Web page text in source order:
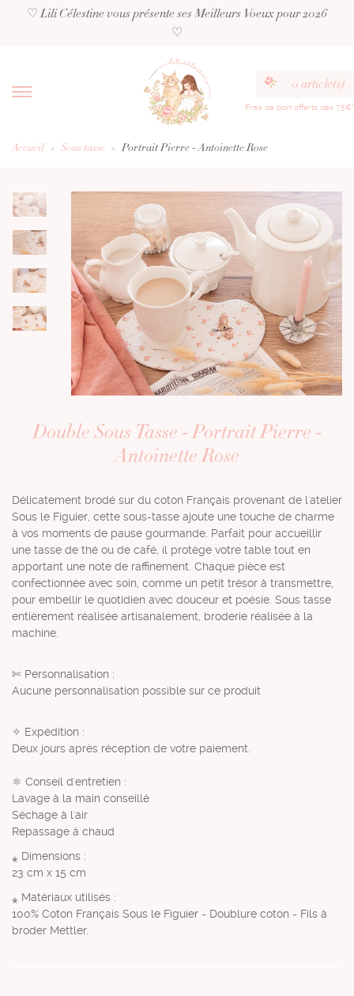
♡ Lili Célestine vous présente ses Meilleurs Voeux pour 2026
♡
0article(s)
Frais de port offerts dès 75€*
Accueil Sous tasse Portrait Pierre - Antoinette Rose
Double Sous Tasse - Portrait Pierre -
Antoinette Rose
Délicatement brodé sur du coton Français provenant de l'atelier
Sous le Figuier, cette sous-tasse ajoute une touche de charme
à vos moments de pause gourmande. Parfait pour accueillir
une tasse de thé ou de café, il protège votre table tout en
apportant une note de raffinement. Chaque pièce est
confectionnée avec soin, comme un petit trésor à transmettre,
pour embellir le quotidien avec douceur et poésie. Sous tasse
entièrement réalisée artisanalement, broderie réalisée à la
machine.
✄ Personnalisation :
Aucune personnalisation possible sur ce produit
✧ Expédition :
Deux jours après réception de votre paiement.
⚛︎ Conseil d'entretien :
Lavage à la main conseillé
Séchage à l'air
Repassage à chaud
⁎ Dimensions :
23 cm x 15 cm
⁎ Matériaux utilisés :
100% Coton Français Sous le Figuier - Doublure coton - Fils à
broder Mettler.